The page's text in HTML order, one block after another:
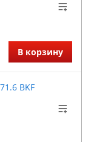
В корзину
BKF